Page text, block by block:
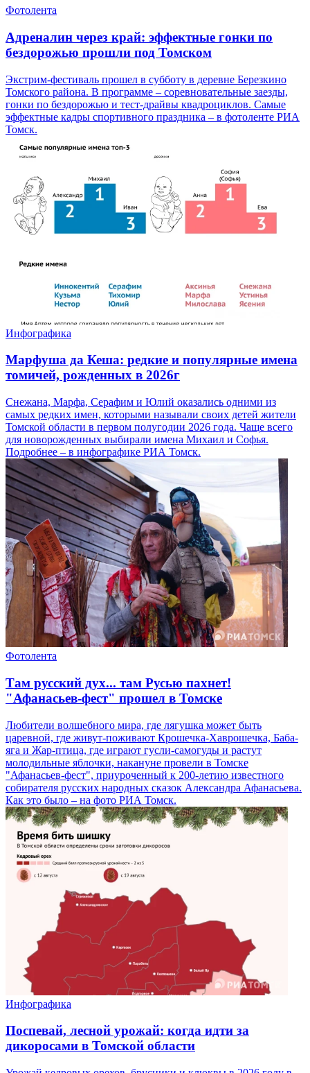
Фотолента
Адреналин через край: эффектные гонки по
бездорожью прошли под Томском
Экстрим-фестиваль прошел в субботу в деревне Березкино
Томского района. В программе – соревновательные заезды,
гонки по бездорожью и тест-драйвы квадроциклов. Самые
эффектные кадры спортивного праздника – в фотоленте РИА
Томск.
Инфографика
Марфуша да Кеша: редкие и популярные имена
томичей, рожденных в 2026г
Снежана, Марфа, Серафим и Юлий оказались одними из
самых редких имен, которыми называли своих детей жители
Томской области в первом полугодии 2026 года. Чаще всего
для новорожденных выбирали имена Михаил и Софья.
Подробнее – в инфографике РИА Томск.
Фотолента
Там русский дух... там Русью пахнет!
"Афанасьев-фест" прошел в Томске
Любители волшебного мира, где лягушка может быть
царевной, где живут-поживают Крошечка-Хаврошечка, Баба-
яга и Жар-птица, где играют гусли-самогуды и растут
молодильные яблочки, накануне провели в Томске
"Афанасьев-фест", приуроченный к 200-летию известного
собирателя русских народных сказок Александра Афанасьева.
Как это было – на фото РИА Томск.
Инфографика
Поспевай, лесной урожай: когда идти за
дикоросами в Томской области